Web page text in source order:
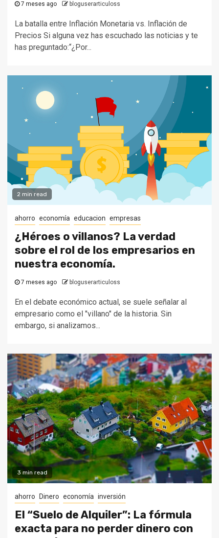
7 meses ago bloguserarticuloss
La batalla entre Inflación Monetaria vs. Inflación de
Precios Si alguna vez has escuchado las noticias y te
has preguntado:“¿Por...
2 min read
ahorro economía educacion empresas
¿Héroes o villanos? La verdad
sobre el rol de los empresarios en
nuestra economía.
7 meses ago bloguserarticuloss
En el debate económico actual, se suele señalar al
empresario como el "villano" de la historia. Sin
embargo, si analizamos...
3 min read
ahorro Dinero economía inversión
El “Suelo de Alquiler”: La fórmula
exacta para no perder dinero con